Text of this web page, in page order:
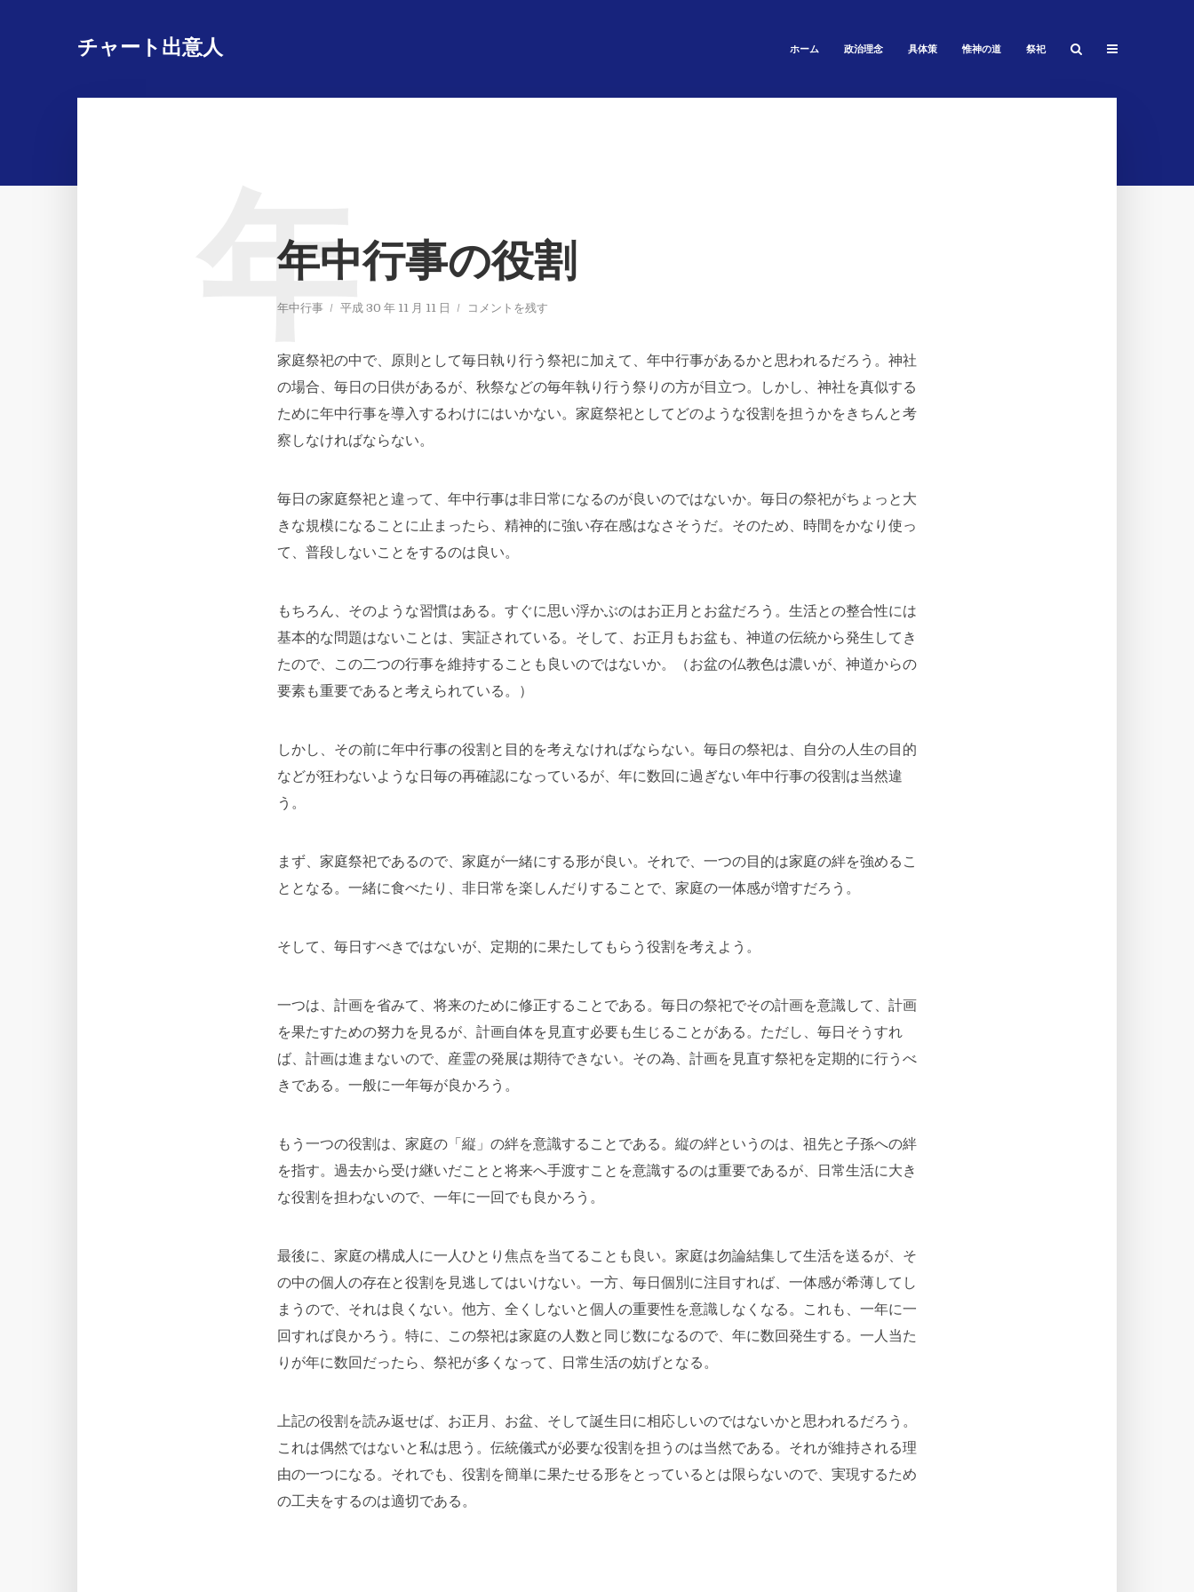
チャート出意人 ホーム 政治理念 具体策 惟神の道 祭祀
年中行事の役割
年中行事 平成 30 年 11 月 11 日 コメントを残す
年
家庭祭祀の中で、原則として毎日執り行う祭祀に加えて、年中行事があるかと思われるだろう。神社
の場合、毎日の日供があるが、秋祭などの毎年執り行う祭りの方が目立つ。しかし、神社を真似する
ために年中行事を導入するわけにはいかない。家庭祭祀としてどのような役割を担うかをきちんと考
察しなければならない。
毎日の家庭祭祀と違って、年中行事は非日常になるのが良いのではないか。毎日の祭祀がちょっと大
きな規模になることに止まったら、精神的に強い存在感はなさそうだ。そのため、時間をかなり使っ
て、普段しないことをするのは良い。
もちろん、そのような習慣はある。すぐに思い浮かぶのはお正月とお盆だろう。生活との整合性には
基本的な問題はないことは、実証されている。そして、お正月もお盆も、神道の伝統から発生してき
たので、この二つの行事を維持することも良いのではないか。（お盆の仏教色は濃いが、神道からの
要素も重要であると考えられている。）
しかし、その前に年中行事の役割と目的を考えなければならない。毎日の祭祀は、自分の人生の目的
などが狂わないような日毎の再確認になっているが、年に数回に過ぎない年中行事の役割は当然違
う。
まず、家庭祭祀であるので、家庭が一緒にする形が良い。それで、一つの目的は家庭の絆を強めるこ
ととなる。一緒に食べたり、非日常を楽しんだりすることで、家庭の一体感が増すだろう。
そして、毎日すべきではないが、定期的に果たしてもらう役割を考えよう。
一つは、計画を省みて、将来のために修正することである。毎日の祭祀でその計画を意識して、計画
を果たすための努力を見るが、計画自体を見直す必要も生じることがある。ただし、毎日そうすれ
ば、計画は進まないので、産霊の発展は期待できない。その為、計画を見直す祭祀を定期的に行うべ
きである。一般に一年毎が良かろう。
もう一つの役割は、家庭の「縦」の絆を意識することである。縦の絆というのは、祖先と子孫への絆
を指す。過去から受け継いだことと将来へ手渡すことを意識するのは重要であるが、日常生活に大き
な役割を担わないので、一年に一回でも良かろう。
最後に、家庭の構成人に一人ひとり焦点を当てることも良い。家庭は勿論結集して生活を送るが、そ
の中の個人の存在と役割を見逃してはいけない。一方、毎日個別に注目すれば、一体感が希薄してし
まうので、それは良くない。他方、全くしないと個人の重要性を意識しなくなる。これも、一年に一
回すれば良かろう。特に、この祭祀は家庭の人数と同じ数になるので、年に数回発生する。一人当た
りが年に数回だったら、祭祀が多くなって、日常生活の妨げとなる。
上記の役割を読み返せば、お正月、お盆、そして誕生日に相応しいのではないかと思われるだろう。
これは偶然ではないと私は思う。伝統儀式が必要な役割を担うのは当然である。それが維持される理
由の一つになる。それでも、役割を簡単に果たせる形をとっているとは限らないので、実現するため
の工夫をするのは適切である。